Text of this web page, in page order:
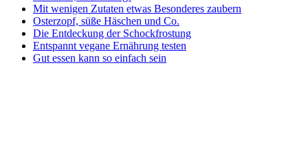
Mit wenigen Zutaten etwas Besonderes zaubern
Osterzopf, süße Häschen und Co.
Die Entdeckung der Schockfrostung
Entspannt vegane Ernährung testen
Gut essen kann so einfach sein